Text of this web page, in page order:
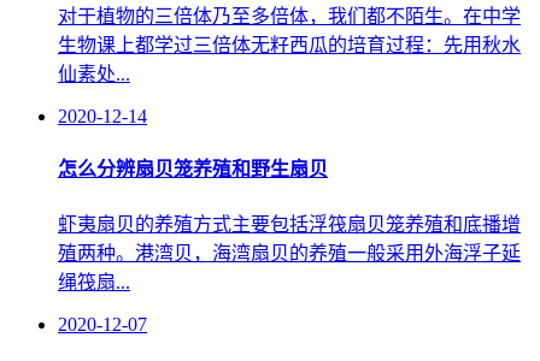
对于植物的三倍体乃至多倍体，我们都不陌生。在中学
生物课上都学过三倍体无籽西瓜的培育过程：先用秋水
仙素处...
2020-12-14
怎么分辨扇贝笼养殖和野生扇贝
虾夷扇贝的养殖方式主要包括浮筏扇贝笼养殖和底播增
殖两种。港湾贝，海湾扇贝的养殖一般采用外海浮子延
绳筏扇...
2020-12-07